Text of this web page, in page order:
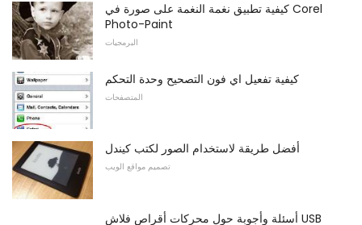
كيفية تطبيق نغمة النغمة على صورة في Corel
Photo-Paint
البرمجيات
كيفية تفعيل اي فون التصحيح وحدة التحكم
المتصفحات
أفضل طريقة لاستخدام الصور لكتب كيندل
تصميم مواقع الويب
أسئلة وأجوبة حول محركات أقراص فلاش USB